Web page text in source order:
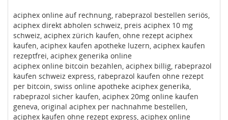
aciphex online auf rechnung, rabeprazol bestellen seriös,
aciphex direkt abholen schweiz, preis aciphex 10 mg
schweiz, aciphex zürich kaufen, ohne rezept aciphex
kaufen, aciphex kaufen apotheke luzern, aciphex kaufen
rezeptfrei, aciphex generika online
aciphex online bitcoin bezahlen, aciphex billig, rabeprazol
kaufen schweiz express, rabeprazol kaufen ohne rezept
per bitcoin, swiss online apotheke aciphex generika,
rabeprazol sicher kaufen, aciphex 20mg online kaufen
geneva, original aciphex per nachnahme bestellen,
aciphex kaufen ohne rezept express, aciphex online